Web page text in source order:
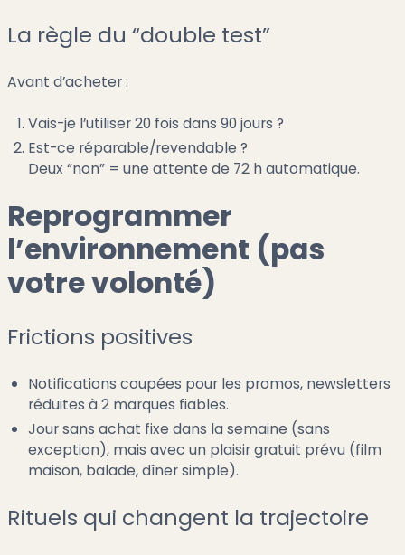
La règle du “double test”
Avant d’acheter :
Vais-je l’utiliser 20 fois dans 90 jours ?
Est-ce réparable/revendable ?
Deux “non” = une attente de 72 h automatique.
Reprogrammer
l’environnement (pas
votre volonté)
Frictions positives
Notifications coupées pour les promos, newsletters
réduites à 2 marques fiables.
Jour sans achat fixe dans la semaine (sans
exception), mais avec un plaisir gratuit prévu (film
maison, balade, dîner simple).
Rituels qui changent la trajectoire